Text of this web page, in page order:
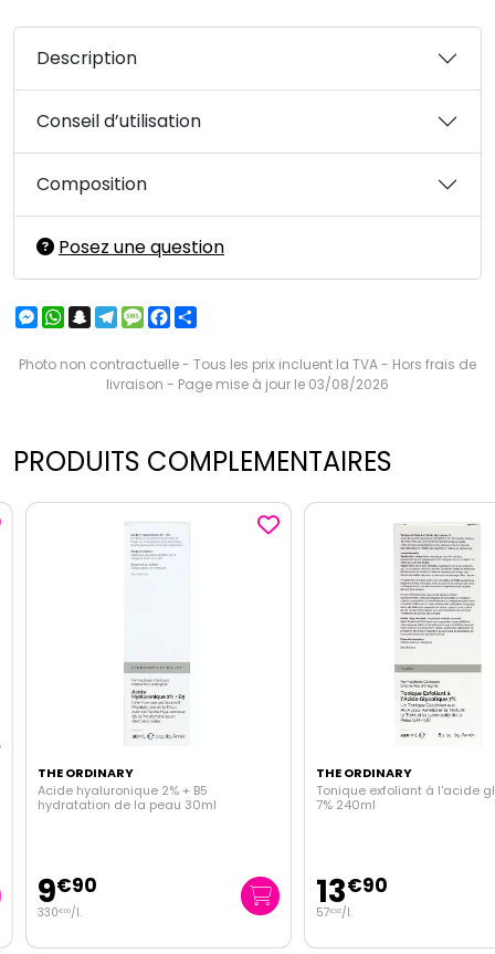
Description
Conseil d’utilisation
Composition
Posez une question
Messenger
WhatsApp
Snapchat
Telegram
MessageFacebook
Photo non contractuelle - Tous les prix incluent la TVA - Hors frais de
livraison - Page mise à jour le 03/08/2026
PRODUITS COMPLEMENTAIRES
THE ORDINARY
Acide hyaluronique 2% + B5
hydratation de la peau 30ml
9€90
330 €00/l.
THE ORDINARY
Tonique exfoliant à l'acide
7% 240ml
13€90
57€92/l.